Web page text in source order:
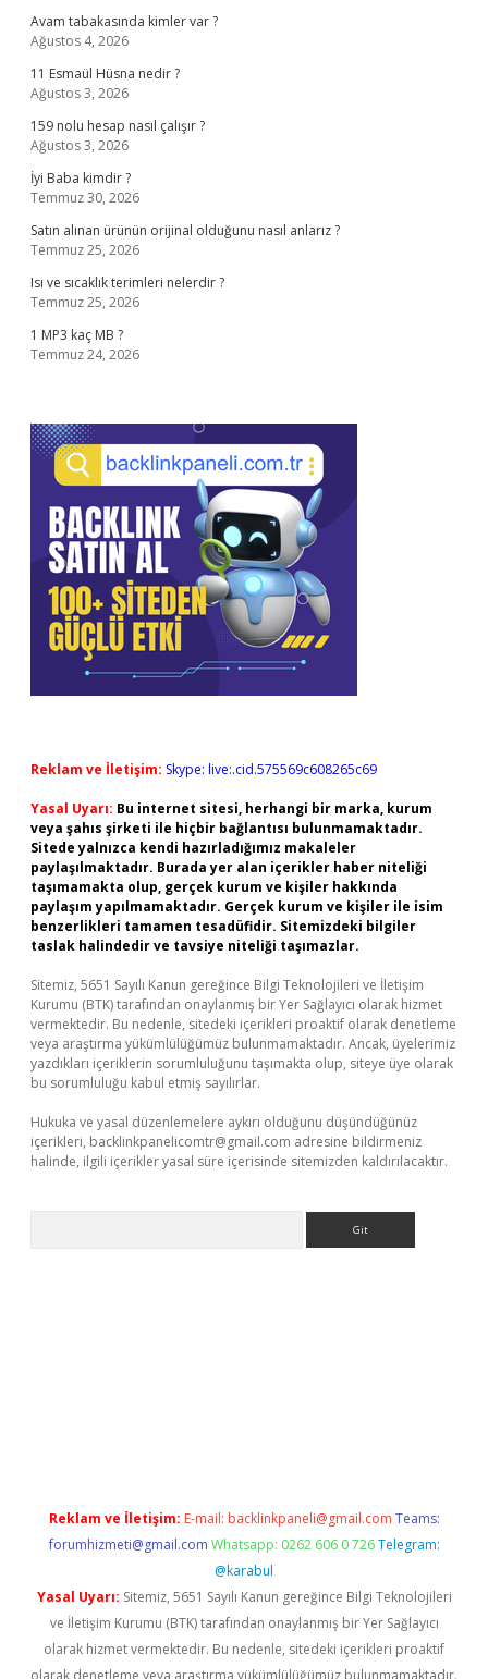
Avam tabakasında kimler var ?
Ağustos 4, 2026
11 Esmaül Hüsna nedir ?
Ağustos 3, 2026
159 nolu hesap nasıl çalışır ?
Ağustos 3, 2026
İyi Baba kimdir ?
Temmuz 30, 2026
Satın alınan ürünün orijinal olduğunu nasıl anlarız ?
Temmuz 25, 2026
Isı ve sıcaklık terimleri nelerdir ?
Temmuz 25, 2026
1 MP3 kaç MB ?
Temmuz 24, 2026
Reklam ve İletişim: Skype: live:.cid.575569c608265c69
Yasal Uyarı: Bu internet sitesi, herhangi bir marka, kurum
veya şahıs şirketi ile hiçbir bağlantısı bulunmamaktadır.
Sitede yalnızca kendi hazırladığımız makaleler
paylaşılmaktadır. Burada yer alan içerikler haber niteliği
taşımamakta olup, gerçek kurum ve kişiler hakkında
paylaşım yapılmamaktadır. Gerçek kurum ve kişiler ile isim
benzerlikleri tamamen tesadüfidir. Sitemizdeki bilgiler
taslak halindedir ve tavsiye niteliği taşımazlar.
Sitemiz, 5651 Sayılı Kanun gereğince Bilgi Teknolojileri ve İletişim
Kurumu (BTK) tarafından onaylanmış bir Yer Sağlayıcı olarak hizmet
vermektedir. Bu nedenle, sitedeki içerikleri proaktif olarak denetleme
veya araştırma yükümlülüğümüz bulunmamaktadır. Ancak, üyelerimiz
yazdıkları içeriklerin sorumluluğunu taşımakta olup, siteye üye olarak
bu sorumluluğu kabul etmiş sayılırlar.
Hukuka ve yasal düzenlemelere aykırı olduğunu düşündüğünüz
içerikleri, backlinkpanelicomtr@gmail.com adresine bildirmeniz
halinde, ilgili içerikler yasal süre içerisinde sitemizden kaldırılacaktır.
Reklam ve İletişim: E-mail: backlinkpaneli@gmail.com Teams:
forumhizmeti@gmail.com Whatsapp: 0262 606 0 726 Telegram:
@karabul
Yasal Uyarı: Sitemiz, 5651 Sayılı Kanun gereğince Bilgi Teknolojileri
ve İletişim Kurumu (BTK) tarafından onaylanmış bir Yer Sağlayıcı
olarak hizmet vermektedir. Bu nedenle, sitedeki içerikleri proaktif
olarak denetleme veya araştırma yükümlülüğümüz bulunmamaktadır.